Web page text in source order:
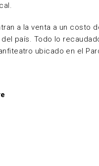
a la venta a un costo
país. Todo lo
ubicado en el